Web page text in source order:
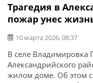
Трагедия в
пожар унес
10 марта 2026, 08:37
В селе Владимировка
Александрийского
жилом доме. Об этом